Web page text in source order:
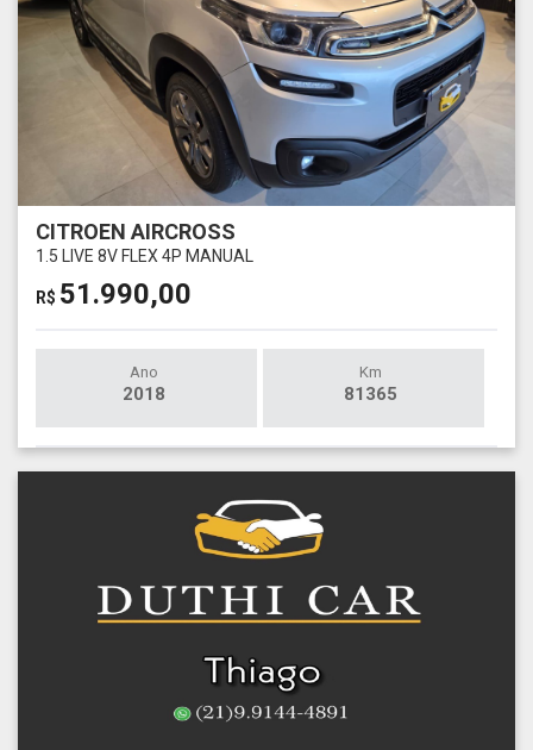
CITROEN AIRCROSS
1.5 LIVE 8V FLEX 4P MANUAL
R$ 51.990,00
Ano
2018
Km
81365